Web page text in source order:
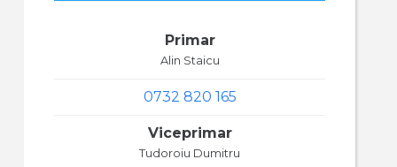
Primar
Alin Staicu
0732 820 165
Viceprimar
Tudoroiu Dumitru